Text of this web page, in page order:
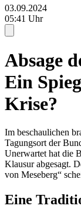
03.09.2024
05:41 Uhr
Absage
Ein
Krise?
Im beschaulichen
Tagungsort der
Unerwartet hat die
Klausur abgesagt.
von Meseberg“
Eine